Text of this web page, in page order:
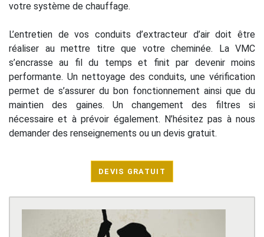
votre système de chauffage.
L’entretien de vos conduits d’extracteur d’air doit être
réaliser au mettre titre que votre cheminée. La VMC
s’encrasse au fil du temps et finit par devenir moins
performante. Un nettoyage des conduits, une vérification
permet de s’assurer du bon fonctionnement ainsi que du
maintien des gaines. Un changement des filtres si
nécessaire et à prévoir également. N’hésitez pas à nous
demander des renseignements ou un devis gratuit.
DEVIS GRATUIT